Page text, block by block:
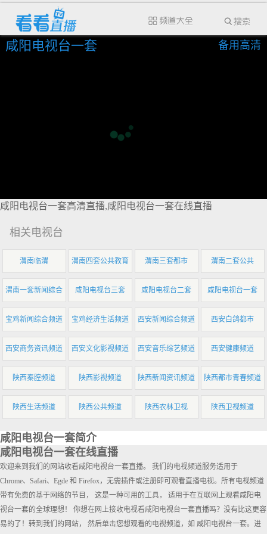
咸阳电视台一套 备用高清
咸阳电视台一套高清直播,咸阳电视台一套在线直播
相关电视台
渭南临渭 渭南四套公共教育 渭南三套都市 渭南二套公共
渭南一套新闻综合 咸阳电视台三套 咸阳电视台二套 咸阳电视台一套
宝鸡新闻综合频道 宝鸡经济生活频道 西安新闻综合频道 西安白鸽都市
西安商务资讯频道 西安文化影视频道 西安音乐综艺频道 西安健康频道
陕西秦腔频道 陕西影视频道 陕西新闻资讯频道 陕西都市青春频道
陕西生活频道 陕西公共频道 陕西农林卫视 陕西卫视频道
咸阳电视台一套简介
咸阳电视台一套在线直播
欢迎来到我们的网站收看咸阳电视台一套直播。 我们的电视频道服务适用于
Chrome、Safari、Egde 和 Firefox，无需插件或注册即可观看直播电视。所有电视频道
带有免费的基于网络的节目， 这是一种可用的工具， 适用于在互联网上观看咸阳电
视台一套的全球理想！ 你想在网上接收电视看咸阳电视台一套直播吗？没有比这更容
易的了！转到我们的网站， 然后单击您想观看的电视频道，如 咸阳电视台一套。进